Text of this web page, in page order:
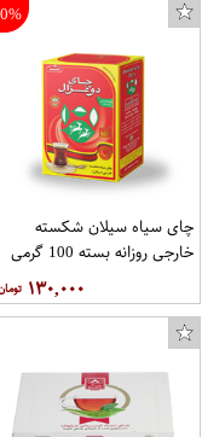
چای سیاه سیلان شکسته
خارجی روزانه بسته 100 گرمی
۱۳۰,۰۰۰